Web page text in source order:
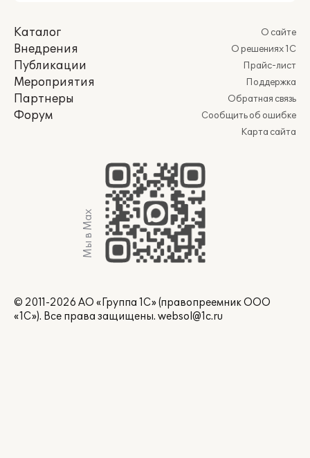
Каталог
Внедрения
Публикации
Мероприятия
Партнеры
Форум
О сайте
О решениях 1С
Прайс-лист
Поддержка
Обратная связь
Сообщить об ошибке
Карта сайта
Мы в Max
© 2011-2026 АО «Группа 1С» (правопреемник ООО
«1С»). Все права защищены. websol@1c.ru